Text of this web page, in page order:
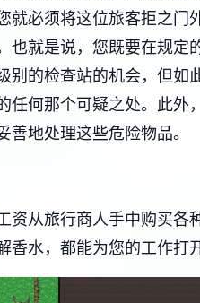
就必须将这位旅客拒之门
也就是说，您既要在规定
别的检查站的机会，但
任何那个可疑之处。此外
善地处理这些危险物品。
资从旅行商人手中购买各
香水，都能为您的工作打